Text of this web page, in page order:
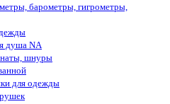
барометры, гигрометры,
душа NA
шнуры
для одежды